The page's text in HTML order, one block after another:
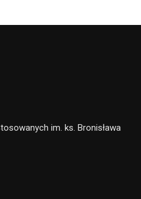
im. ks. Bronisława